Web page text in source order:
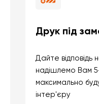
Друк під
Дайте відповідь
надішлемо Вам 5-
максимально
інтер'єру